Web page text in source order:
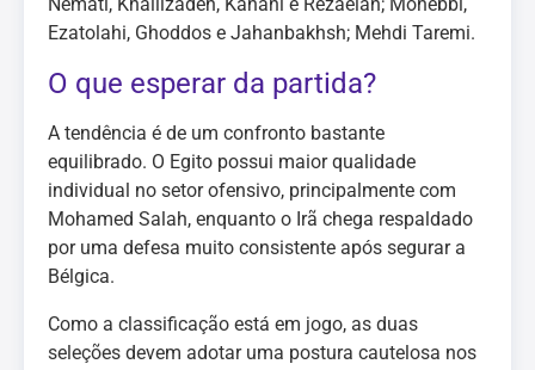
Ezatolahi, Ghoddos e Jahanbakhsh; Mehdi Taremi.
O que esperar da partida?
A tendência é de um confronto bastante
equilibrado. O Egito possui maior qualidade
individual no setor ofensivo, principalmente com
Mohamed Salah, enquanto o Irã chega respaldado
por uma defesa muito consistente após segurar a
Bélgica.
Como a classificação está em jogo, as duas
seleções devem adotar uma postura cautelosa nos